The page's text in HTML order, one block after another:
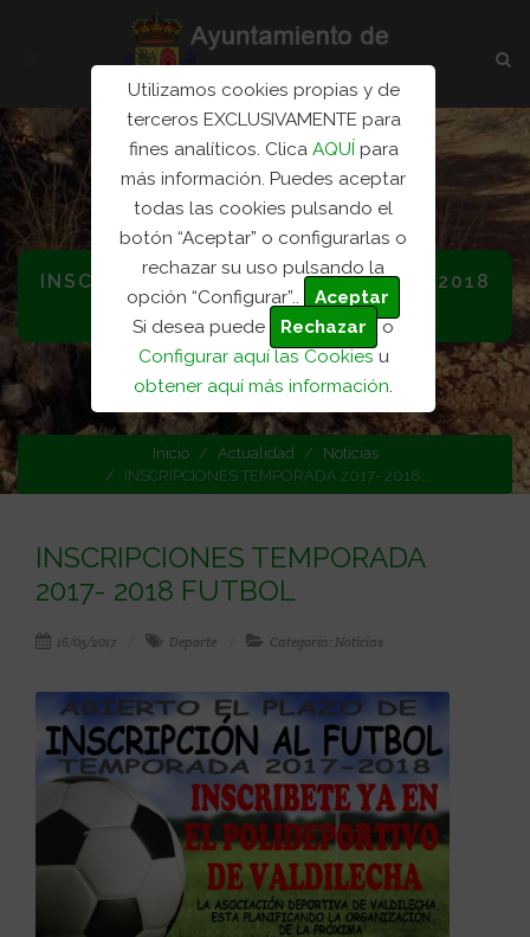
Utilizamos cookies propias y de
terceros EXCLUSIVAMENTE para
fines analíticos. Clica AQUÍ para
más información. Puedes aceptar
todas las cookies pulsando el
botón “Aceptar” o configurarlas o
rechazar su uso pulsando la
opción “Configurar”..
Aceptar
Si desea puede
Rechazar
o
Configurar aquí las Cookies u
obtener aquí más información.
INSCRIPCIONES TEMPORADA 2017- 2018
FUTBOL
Categoría: Noticias
Inicio Actualidad
Noticias
INSCRIPCIONES TEMPORADA 2017- 2018...
INSCRIPCIONES TEMPORADA
2017- 2018 FUTBOL
16/05/2017 Deporte Categoría: Noticias